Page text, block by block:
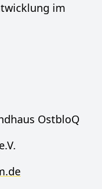
im
OstbloQ